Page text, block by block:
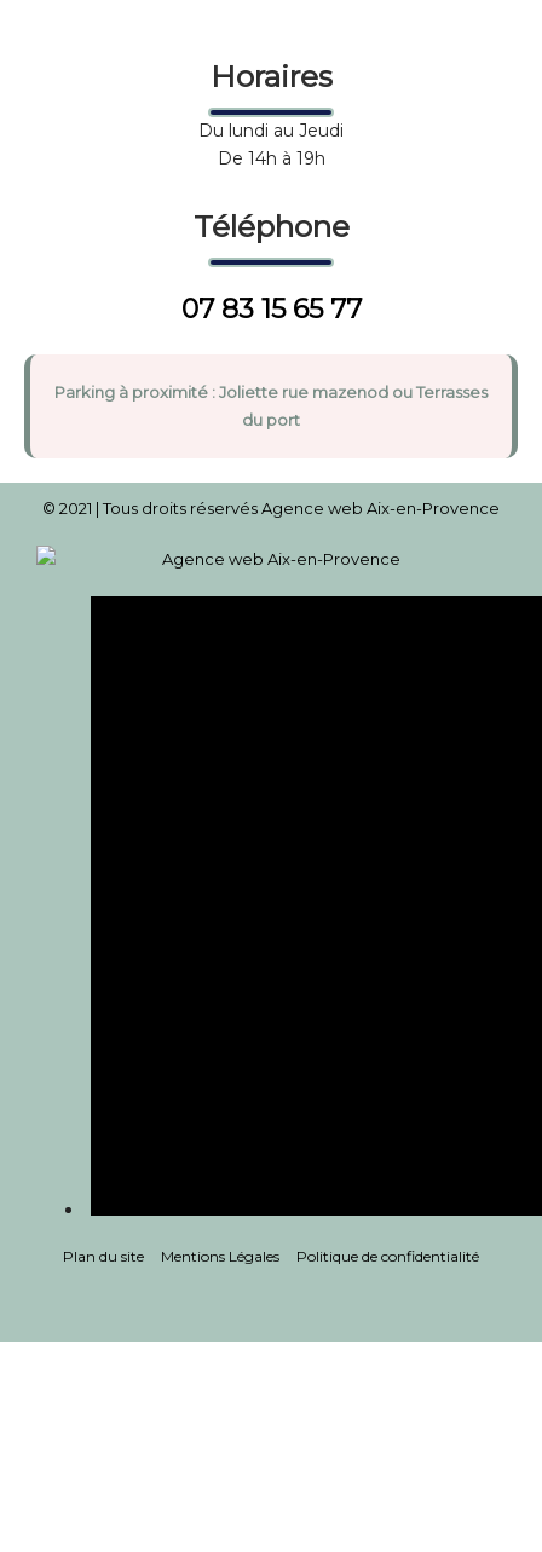
Horaires
Du lundi au Jeudi
De 14h à 19h
Téléphone
07 83 15 65 77
Parking à proximité : Joliette rue mazenod ou Terrasses
du port
© 2021 | Tous droits réservésAgence web Aix-en-Provence
Plan du site Mentions Légales Politique de confidentialité